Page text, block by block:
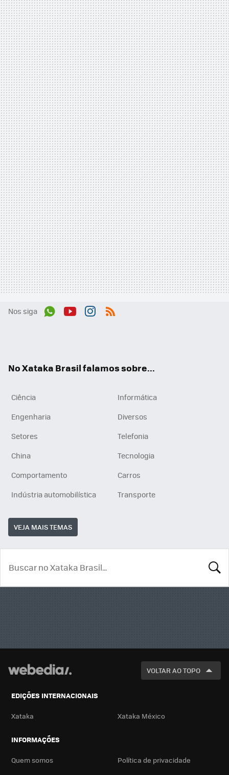
Nos siga
No Xataka Brasil falamos sobre...
Ciência
Informática
Engenharia
Diversos
Setores
Telefonia
China
Tecnologia
Comportamento
Carros
Indústria automobilística
Transporte
VEJA MAIS TEMAS
VOLTAR AO TOPO
EDIÇÕES INTERNACIONAIS
Xataka Xataka México
INFORMAÇÕES
Quem somos
Política de privacidade